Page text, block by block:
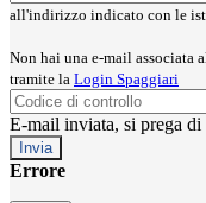
all'indirizzo indicato con le
Non hai una e-mail associata
tramite la Login Spaggiari
E-mail inviata, si prega di
Errore